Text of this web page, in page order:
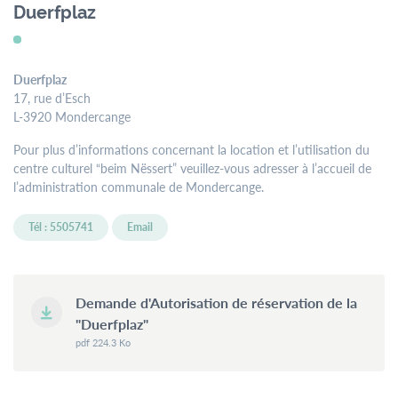
Contact
Mondercange
18, rue Arthur Thinnes
BP 50 L-3901
Horaires
d’ouverture
Duerfplaz
Duerfplaz
17, rue d’Esch
L-3920 Mondercange
Pour plus d’informations concernant la location et l’utilisation du
centre culturel “beim Nëssert” veuillez-vous adresser à l’accueil de
l’administration communale de Mondercange.
Tél : 5505741 Email
Demande d'Autorisation de réservation de la
"Duerfplaz"
pdf 224.3 Ko